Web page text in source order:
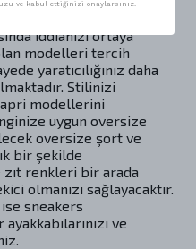
farklarını ortaya
iddianızı ortaya
modelleri tercih
yaratıcılığınız daha
Stilinizi
modellerini
uygun oversize
oversize şort ve
bir şekilde
renkleri bir arada
olmanızı sağlayacaktır.
sneakers
ve
ve kabul ettiğinizi onaylarsınız.